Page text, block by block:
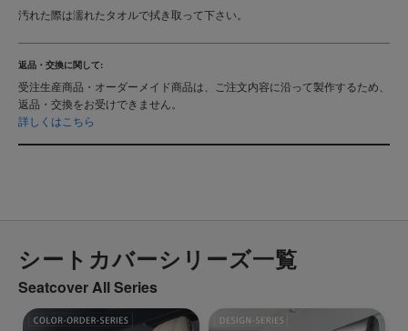
汚れた際は濡れたタオルで拭き取って下さい。
返品・交換に関して:
受注生産商品・オーダーメイド商品は、ご注文内容に沿って製作するため、
返品・交換をお受けできません。
詳しくはこちら
シートカバーシリーズ一覧
Seatcover All Series